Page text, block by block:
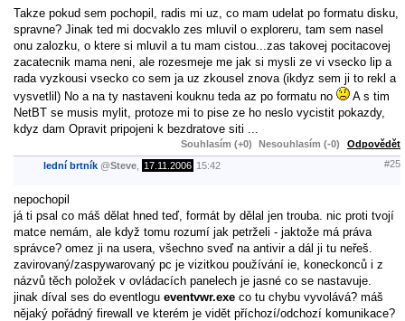
Takze pokud sem pochopil, radis mi uz, co mam udelat po formatu disku,
spravne? Jinak ted mi docvaklo zes mluvil o exploreru, tam sem nasel
onu zalozku, o ktere si mluvil a tu mam cistou...zas takovej pocitacovej
zacatecnik mama neni, ale rozesmeje me jak si mysli ze vi vsecko lip a
rada vyzkousi vsecko co sem ja uz zkousel znova (ikdyz sem ji to rekl a
vysvetlil) No a na ty nastaveni kouknu teda az po formatu no
A s tim
NetBT se musis mylit, protoze mi to pise ze ho neslo vycistit pokazdy,
kdyz dam Opravit pripojeni k bezdratove siti ...
Souhlasím (+0) Nesouhlasím (-0) Odpovědět
lední brtník @Steve 17.11.2006 15:42 #25
nepochopil
já ti psal co máš dělat hned teď, formát by dělal jen trouba. nic proti tvojí
matce nemám, ale když tomu rozumí jak petrželi - jaktože má práva
správce? omez ji na usera, všechno sveď na antivir a dál ji tu neřeš.
zavirovaný/zaspywarovaný pc je vizitkou používání ie, koneckonců i z
názvů těch položek v ovládacích panelech je jasné co se nastavuje.
jinak díval ses do eventlogu eventvwr.exe co tu chybu vyvolává? máš
nějaký pořádný firewall ve kterém je vidět příchozí/odchozí komunikace?